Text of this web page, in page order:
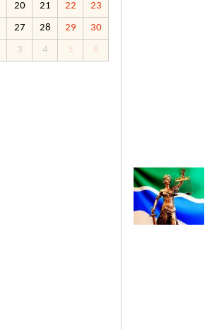
20 21 22 23
27 28 29 30
3 4 5 6